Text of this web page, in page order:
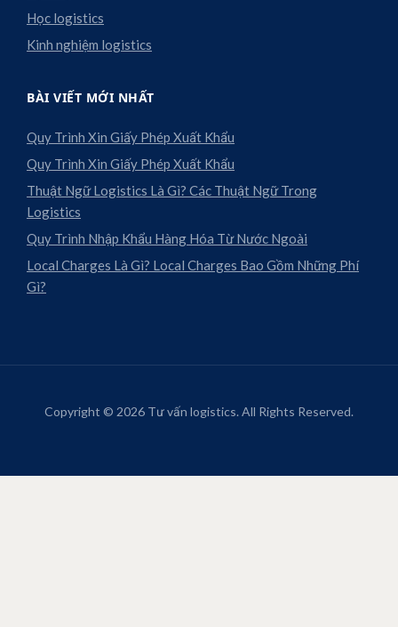
Học logistics
Kinh nghiệm logistics
BÀI VIẾT MỚI NHẤT
Quy Trình Xin Giấy Phép Xuất Khẩu
Quy Trình Xin Giấy Phép Xuất Khẩu
Thuật Ngữ Logistics Là Gì? Các Thuật Ngữ Trong
Logistics
Quy Trình Nhập Khẩu Hàng Hóa Từ Nước Ngoài
Local Charges Là Gì? Local Charges Bao Gồm Những Phí
Gì?
Copyright © 2026 Tư vấn logistics. All Rights Reserved.